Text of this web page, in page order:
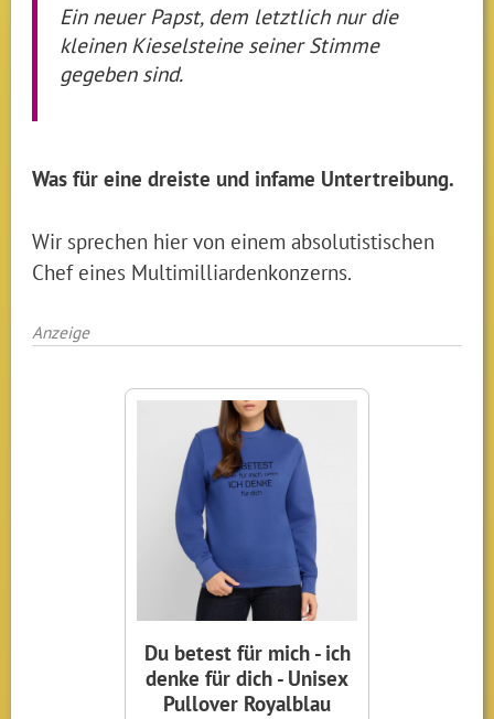
Ein neuer Papst, dem letztlich nur die
kleinen Kieselsteine seiner Stimme
gegeben sind.
Was für eine dreiste und infame Untertreibung.
Wir sprechen hier von einem absolutistischen
Chef eines Multimilliardenkonzerns.
Anzeige
Du betest für mich - ich
denke für dich - Unisex
Pullover Royalblau